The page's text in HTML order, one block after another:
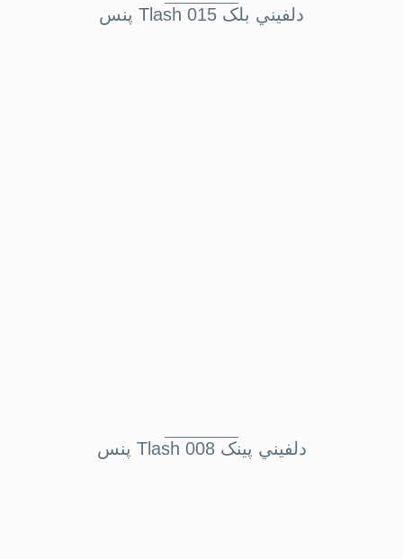
پنس Tlash دلفيني بلک 015
پنس Tlash دلفيني پينک 008